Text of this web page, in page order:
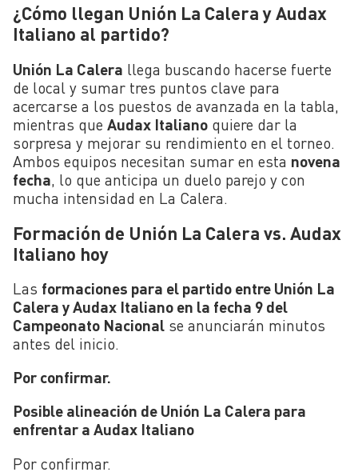
¿Cómo llegan Unión La Calera y Audax
Italiano al partido?
Unión La Calera llega buscando hacerse fuerte
de local y sumar tres puntos clave para
acercarse a los puestos de avanzada en la tabla,
mientras que Audax Italiano quiere dar la
sorpresa y mejorar su rendimiento en el torneo.
Ambos equipos necesitan sumar en esta novena
fecha, lo que anticipa un duelo parejo y con
mucha intensidad en La Calera.
Formación de Unión La Calera vs. Audax
Italiano hoy
Las formaciones para el partido entre Unión La
Calera y Audax Italiano en la fecha 9 del
Campeonato Nacional se anunciarán minutos
antes del inicio.
Por confirmar.
Posible alineación de Unión La Calera para
enfrentar a Audax Italiano
Por confirmar.